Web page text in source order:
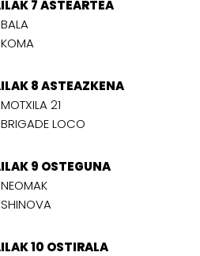
7 ASTEARTEA
8 ASTEAZKENA
21
LOCO
9 OSTEGUNA
10 OSTIRALA